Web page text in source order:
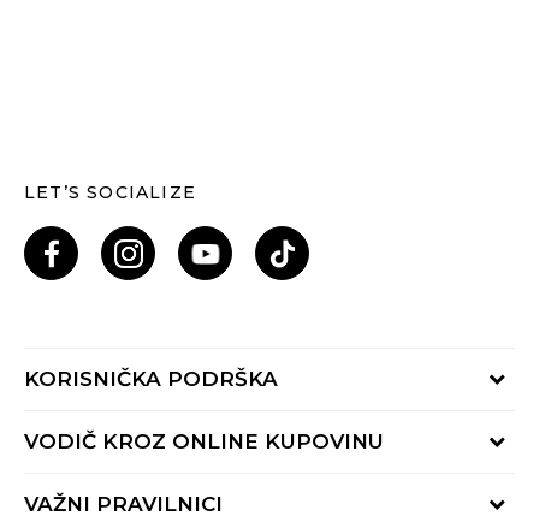
LET’S SOCIALIZE
KORISNIČKA PODRŠKA
Provjeri status porudžbine
VODIČ KROZ ONLINE KUPOVINU
Načini isporuke
VAŽNI PRAVILNICI